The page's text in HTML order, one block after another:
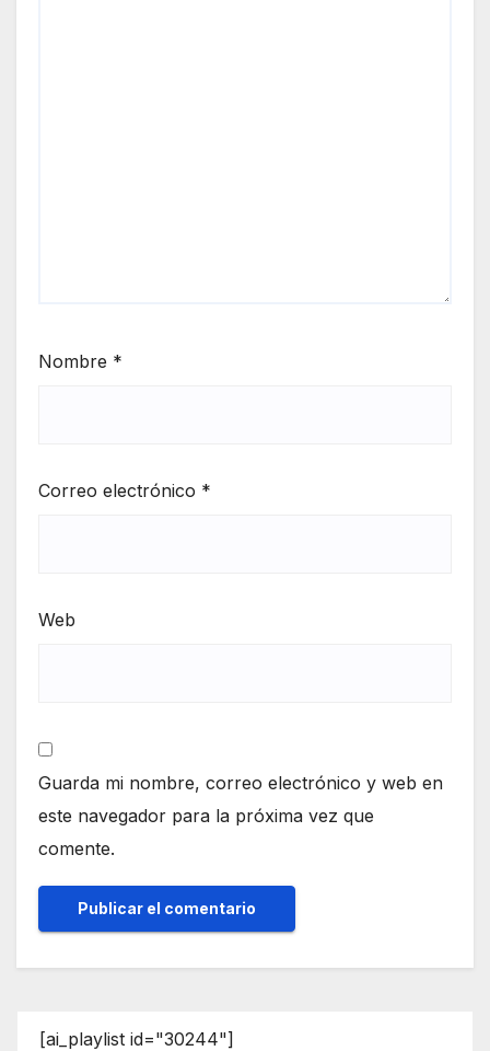
Nombre *
Correo electrónico *
Web
Guarda mi nombre, correo electrónico y web en
este navegador para la próxima vez que
comente.
[ai_playlist id="30244"]